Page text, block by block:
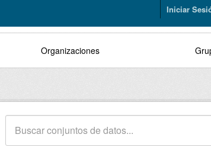
Iniciar
Organizaciones